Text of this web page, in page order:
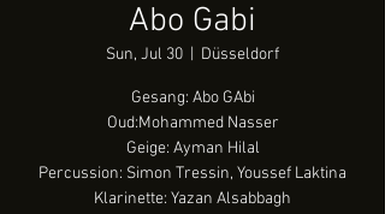
Abo Gabi
Sun, Jul 30 Düsseldorf
Gesang: Abo GAbi
Oud:Mohammed Nasser
Geige: Ayman Hilal
Percussion: Simon Tressin, Youssef Laktina